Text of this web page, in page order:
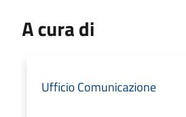
A cura di
Ufficio Comunicazione